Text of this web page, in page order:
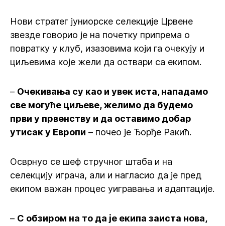
Нови стратег јуниорске селекције Црвене
звезде говорио је на почетку припрема о
повратку у клуб, изазовима који га очекују и
циљевима које жели да оствари са екипом.
– Очекивања су као и увек иста, нападамо
све могуће циљеве, желимо да будемо
први у првенству и да оставимо добар
утисак у Европи – почео је Ђорђе Ракић.
Осврнуо се шеф стручног штаба и на
селекцију играча, али и нагласио да је пред
екипом важан процес уигравања и адаптације.
– С обзиром на то да је екипа заиста нова,